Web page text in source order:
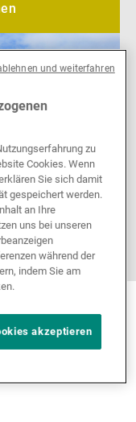
zu
Cookies. Wenn
Sie sich damit
gespeichert werden.
an Ihre
uns bei unseren
während der
indem Sie am
akzeptieren
und weiterfahren